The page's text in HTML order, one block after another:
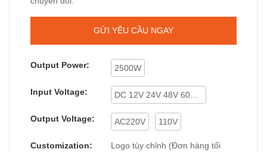
GỬI YÊU CẦU NGAY
Output Power: 2500W
Input Voltage:
Output Voltage: AC220V 110V
Customization:
Logo tùy chỉnh (Đơn hàng tối